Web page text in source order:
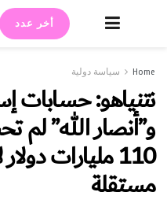
أخر عدد
Home سياسة دولية
نتنياهو: حسابات
و”أنصار الله”
110 مليارات
مستقلة